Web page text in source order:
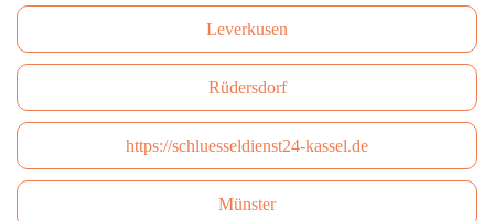
Leverkusen
Rüdersdorf
https://schluesseldienst24-kassel.de
Münster